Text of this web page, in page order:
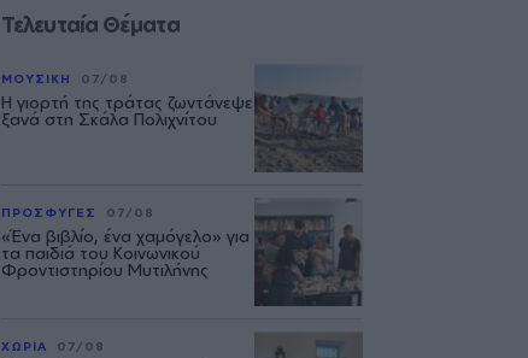
Τελευταία Θέματα
ΜΟΥΣΙΚΗ 07/08
Η γιορτή της τράτας ζωντάνεψε
ξανά στη Σκάλα Πολιχνίτου
ΠΡΟΣΦΥΓΕΣ 07/08
«Ένα βιβλίο, ένα χαμόγελο» για
τα παιδιά του Κοινωνικού
Φροντιστηρίου Μυτιλήνης
ΧΩΡΙΑ 07/08